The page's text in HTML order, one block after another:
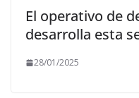
El operativo de
desarrolla esta
28/01/2025